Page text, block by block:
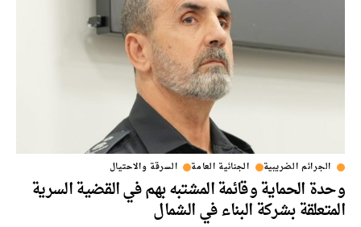
الجرائم الضريبية الجنائية العامة السرقة والاحتيال
وحدة الحماية وقائمة المشتبه بهم في القضية السرية
المتعلقة بشركة البناء في الشمال